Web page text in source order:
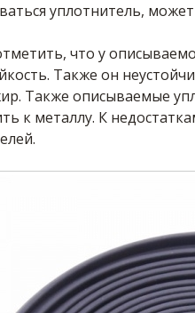
уплотнитель,
что у
Также он
Также описываемые
к металлу. К